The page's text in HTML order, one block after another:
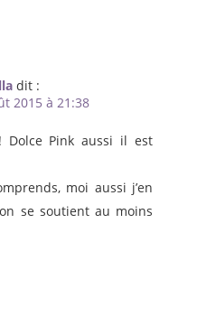
dit :
2015 à 21:38
Dolce Pink aussi il est
moi aussi j’en
se soutient au moins